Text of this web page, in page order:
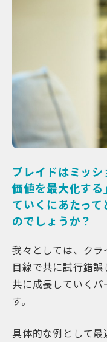
プレイドはミッ
価値を最大化す
ていくにあたっ
のでしょうか？
我々としては、クラ
目線で共に試行錯誤
共に成長していく
す。
具体的な例として